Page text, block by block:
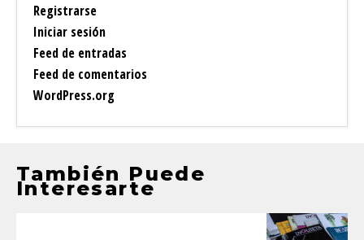
Registrarse
Iniciar sesión
Feed de entradas
Feed de comentarios
WordPress.org
También Puede
Interesarte